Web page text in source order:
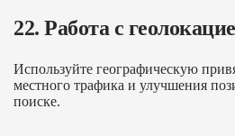
22. Работа с
Используйте географическую
местного трафика и улучшения
поиске.